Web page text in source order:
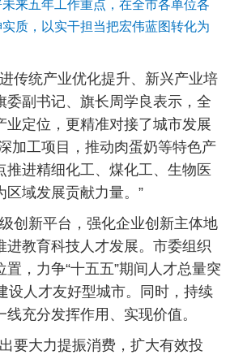
来五年工作重点，在全市各单位各
质，以实干担当把宏伟蓝图转化为
传统产业优化提升、新兴产业培
副书记、旗长周学良表示，全
定位，更精准对接了城市发展
加工项目，推动肉蛋奶等特色产
进精细化工、煤化工、生物医
域发展贡献力量。”
创新平台，强化企业创新主体地
教育科技人才发展。市委组织
，力争“十五五”期间人才总量突
设人才友好型城市。同时，持续
充分发挥作用、实现价值。
要大力提振消费，扩大有效投